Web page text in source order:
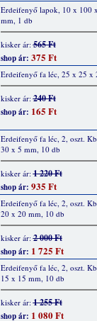
Erdeifenyő lapok, 10 x 100
mm, 1 db
kisker ár:565 Ft
shop ár: 375 Ft
Erdeifenyő fa léc, 25 x 25 x
kisker ár:240 Ft
shop ár: 165 Ft
Erdeifenyő fa léc, 2, oszt.
30 x 5 mm, 10 db
kisker ár:1 220 Ft
shop ár: 935 Ft
Erdeifenyő fa léc, 2, oszt.
20 x 20 mm, 10 db
kisker ár:2 000 Ft
shop ár: 1 725 Ft
Erdeifenyő fa léc, 2, oszt.
15 x 15 mm, 10 db
kisker ár:1 255 Ft
shop ár: 1 080 Ft